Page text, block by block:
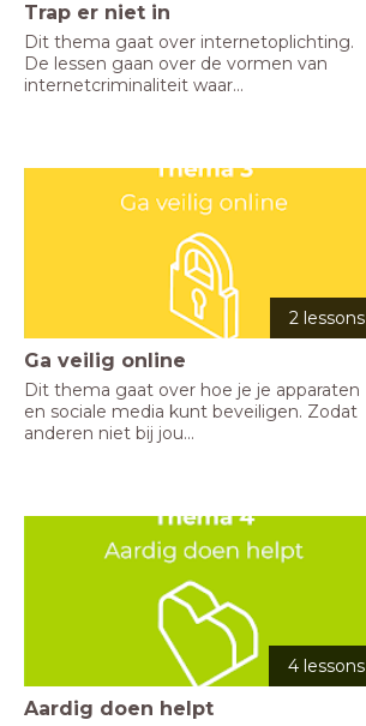
Trap er niet in
Dit thema gaat over internetoplichting.
De lessen gaan over de vormen van
internetcriminaliteit waar...
2 lessons
Ga veilig online
Dit thema gaat over hoe je je apparaten
en sociale media kunt beveiligen. Zodat
anderen niet bij jou...
4 lessons
Aardig doen helpt